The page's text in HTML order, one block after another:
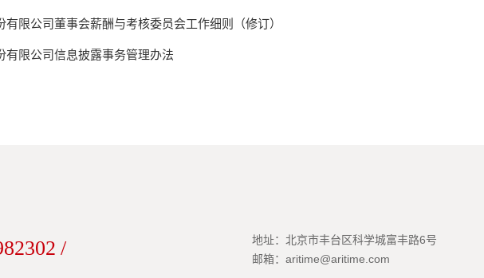
限公司董事会薪酬与考核委员会工作细则（修订）
有限公司信息披露事务管理办法
/
地址：北京市丰台区科学城富丰路6号
邮箱：aritime@aritime.com